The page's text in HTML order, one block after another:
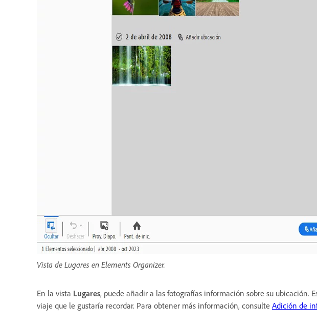
Vista de Lugares en Elements Organizer.
En la vista Lugares, puede añadir a las fotografías información sobre su ubicación.
viaje que le gustaría recordar. Para obtener más información, consulte Adición de